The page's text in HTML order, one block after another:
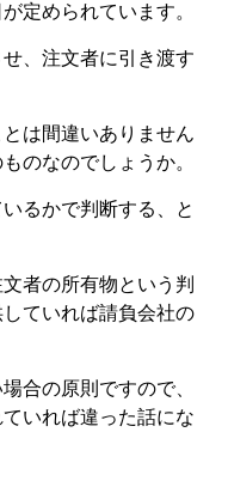
定められています。
、注文者に引き渡す
は間違いありません
のなのでしょうか。
るかで判断する、と
者の所有物という判
ていれば請負会社の
合の原則ですので、
いれば違った話にな